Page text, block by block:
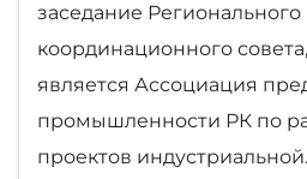
заседание Регионального
координационного
является Ассоциация
промышленности РК по
проектов